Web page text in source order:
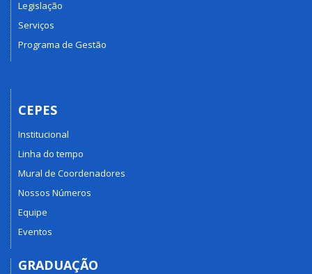
Legislação
Serviços
Programa de Gestão
CEPES
Institucional
Linha do tempo
Mural de Coordenadores
Nossos Números
Equipe
Eventos
GRADUAÇÃO